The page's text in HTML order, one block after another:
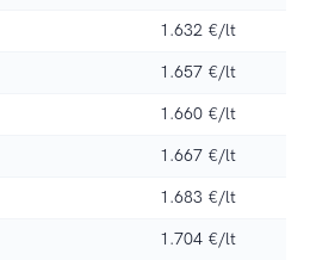
1.632 €/lt
1.657 €/lt
1.660 €/lt
1.667 €/lt
1.683 €/lt
1.704 €/lt